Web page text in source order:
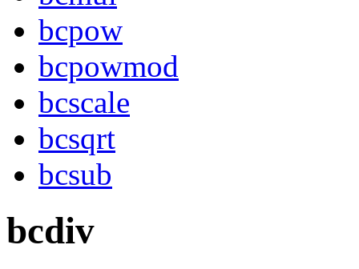
bcpow
bcpowmod
bcscale
bcsqrt
bcsub
bcdiv